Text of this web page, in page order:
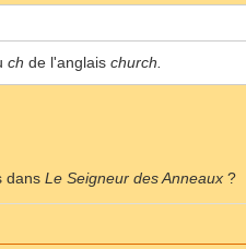
ch de l'anglaischurch.
dansLe Seigneur des Anneaux ?